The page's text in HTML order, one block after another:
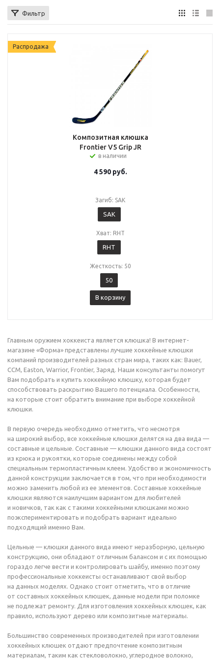
Фильтр
Распродажа
Композитная клюшка
Frontier V5 Grip JR
в наличии
4 590руб.
Загиб: SAK
SAK
Хват: RHT
RHT
Жесткость: 50
50
В корзину
Главным оружием хоккеиста является клюшка! В интернет-
магазине «Форма» представлены лучшие хоккейные клюшки
компаний производителей разных стран мира, таких как: Bauer,
CCM, Easton, Warrior, Frontier, Заряд. Наши консультанты помогут
Вам подобрать и купить хоккейную клюшку, которая будет
способствовать раскрытию Вашего потенциала. Особенности,
на которые стоит обратить внимание при выборе хоккейной
клюшки.
В первую очередь необходимо отметить, что несмотря
на широкий выбор, все хоккейные клюшки делятся на два вида —
составные и цельные. Составные — клюшки данного вида состоят
из крюка и рукоятки, которые соединены между собой
специальным термопластичным клеем. Удобство и экономичность
данной конструкции заключается в том, что при необходимости
можно заменить любой из ее элементов. Составные хоккейные
клюшки являются наилучшим вариантом для любителей
и новичков, так как с такими хоккейными клюшками можно
поэкспериментировать и подобрать вариант идеально
подходящий именно Вам.
Цельные — клюшки данного вида имеют неразборную, цельную
конструкцию, они обладают отличным балансом и с их помощью
гораздо легче вести и контролировать шайбу, именно поэтому
профессиональные хоккеисты останавливают свой выбор
на данных моделях. Однако стоит отметить, что в отличие
от составных хоккейных клюшек, данные модели при поломке
не подлежат ремонту. Для изготовления хоккейных клюшек, как
правило, используют дерево или композитные материалы.
Большинство современных производителей при изготовлении
хоккейных клюшек отдают предпочтение композитным
материалам, таким как стекловолокно, углеродное волокно,